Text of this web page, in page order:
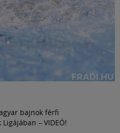
bajnok férfi
– VIDEÓ!